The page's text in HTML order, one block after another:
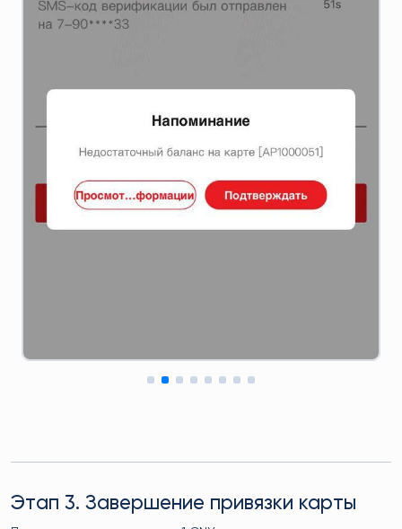
Этап 3. Завершение привязки карты